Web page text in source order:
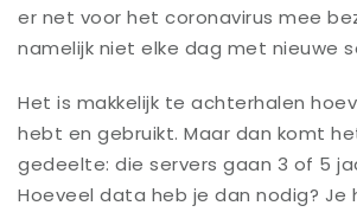
er net voor het coronavirus mee
namelijk niet elke dag met nieuwe
Het is makkelijk te achterhalen
hebt en gebruikt. Maar dan komt
gedeelte: die servers gaan 3 of 5
Hoeveel data heb je dan nodig? Je